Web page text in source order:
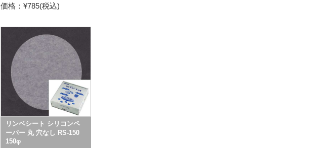
価格：¥785(税込)
リンベシート シリコンペ
ーパー 丸 穴なし RS-150
150φ